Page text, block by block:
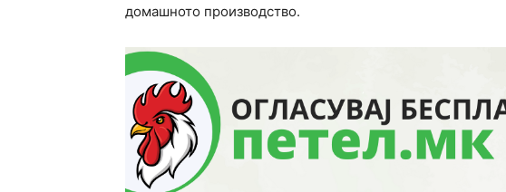
домашното производство.